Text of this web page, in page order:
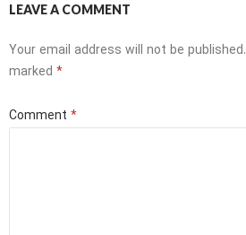
LEAVE A COMMENT
Your email address will not be published.
marked *
Comment *